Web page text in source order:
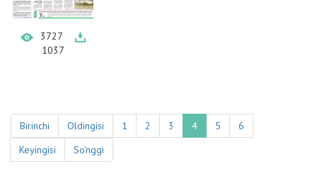
3727
1037
Birinchi Oldingisi 1 2 3 4 5
6
Keyingisi
So'nggi